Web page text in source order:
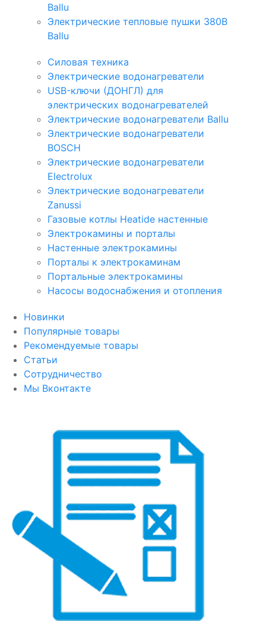
Ballu
Электрические тепловые пушки 380В
Ballu
Силовая техника
Электрические водонагреватели
USB-ключи (ДОНГЛ) для
электрических водонагревателей
Электрические водонагреватели Ballu
Электрические водонагреватели
BOSCH
Электрические водонагреватели
Electrolux
Электрические водонагреватели
Zanussi
Газовые котлы Heatide настенные
Электрокамины и порталы
Настенные электрокамины
Порталы к электрокаминам
Портальные электрокамины
Насосы водоснабжения и отопления
Новинки
Популярные товары
Рекомендуемые товары
Статьи
Сотрудничество
Мы Вконтакте